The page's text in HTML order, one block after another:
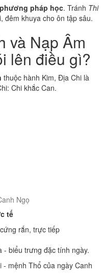
pháp học. Tránh Thi
đêm khuya cho ôn tập sâu.
và Nạp Âm
lên điều gì?
thuộc hành Kim, Địa Chi là
Chi khắc Can.
Ngọ
tế
rắn, trực tiếp
- biểu trưng đặc tính ngày.
mệnh Thổ của ngày Canh